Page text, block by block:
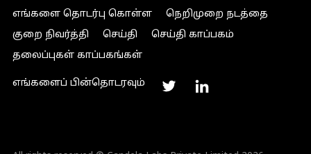
எங்களை தொடர்பு கொள்ள
நெறிமுறை நடத்தை
குறை நிவர்த்தி
செய்தி
செய்தி காப்பகம்
தலைப்புகள் காப்பகங்கள்
எங்களைப் பின்தொடரவும்